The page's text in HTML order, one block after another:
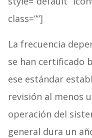
class=””]
La frecuencia
se han certificado
ese estándar
revisión al menos
operación del
general dura un